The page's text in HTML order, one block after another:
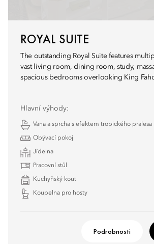
ROYAL SUITE
The outstanding Royal Suite features
vast living room, dining room, study,
spacious bedrooms overlooking King
Hlavní výhody:
Vana a sprcha s efektem tropického pralesa
Obývací pokoj
Jídelna
Pracovní stůl
Kuchyňský kout
Koupelna pro hosty
Podrobnosti